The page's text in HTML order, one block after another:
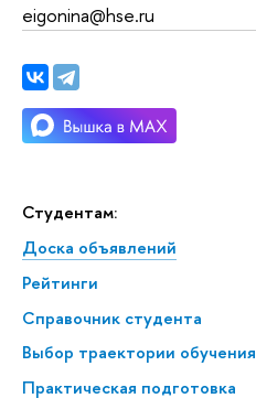
Студентам:
Доска объявлений
Рейтинги
Справочник студента
Выбор траектории обучения
Практическая подготовка
eigonina@hse.ru